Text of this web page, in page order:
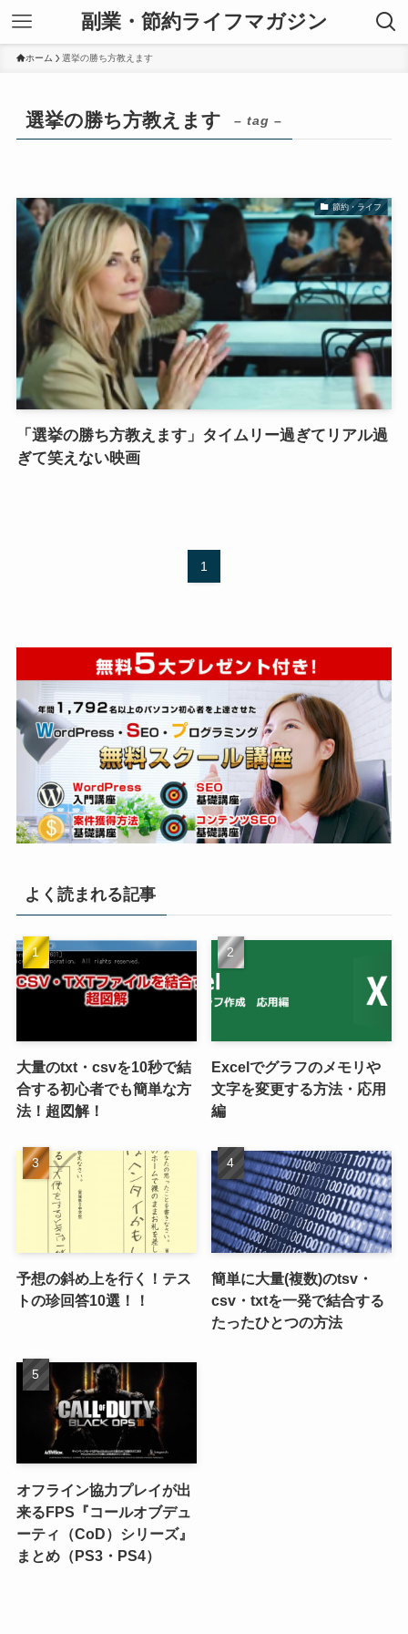
副業・節約ライフマガジン
ホーム 選挙の勝ち方教えます
選挙の勝ち方教えます – tag –
節約・ライフ
「選挙の勝ち方教えます」タイムリー過ぎてリアル過
ぎて笑えない映画
1
よく読まれる記事
大量のtxt・csvを10秒で結
合する初心者でも簡単な方
法！超図解！
Excelでグラフのメモリや
文字を変更する方法・応用
編
予想の斜め上を行く！テス
トの珍回答10選！！
簡単に大量(複数)のtsv・
csv・txtを一発で結合する
たったひとつの方法
オフライン協力プレイが出
来るFPS『コールオブデュ
ーティ（CoD）シリーズ』
まとめ（PS3・PS4）